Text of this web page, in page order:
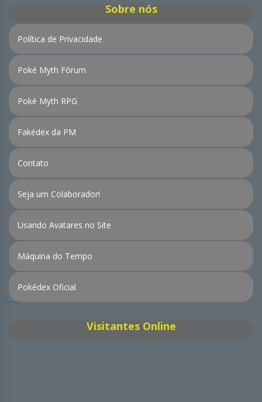
Sobre nós
Política de Privacidade
Poké Myth Fórum
Poké Myth RPG
Fakédex da PM
Contato
Seja um Colaborador!
Usando Avatares no Site
Máquina do Tempo
Pokédex Oficial
Visitantes Online